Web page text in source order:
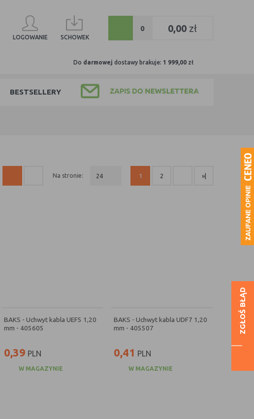
LOGOWANIE SCHOWEK
0 0,00 zł
Do darmowej dostawy brakuje: 1 999,00 zł
BESTSELLERY
na stronie: 24 1 2 »|
BAKS - Uchwyt kabla UEF5 1,20
mm - 405605
0,39 PLN
W MAGAZYNIE
BAKS - Uchwyt kabla UDF7 1,20
mm - 405507
0,41 PLN
W MAGAZYNIE
ZGŁOŚ BŁĄD